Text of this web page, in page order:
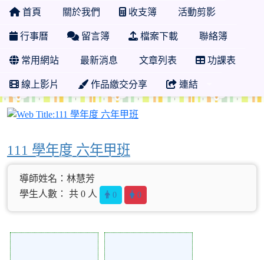
首頁 關於我們 收支簿 活動剪影
行事曆 留言簿 檔案下載 聯絡簿
常用網站 最新消息 文章列表 功課表
線上影片 作品繳交分享 連結
111 學年度 六年甲班
導師姓名：林慧芳
學生人數： 共 0 人
0 0